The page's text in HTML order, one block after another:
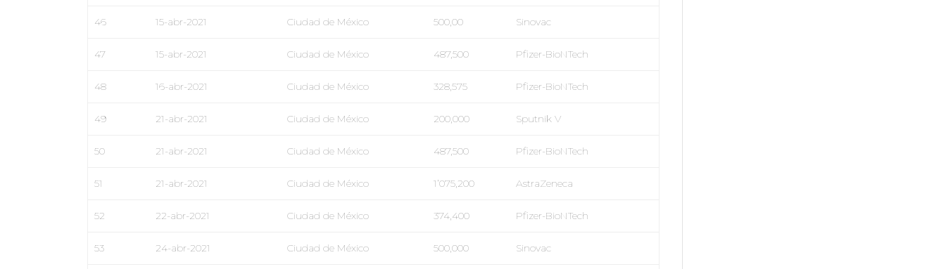
46 15-abr-2021 Ciudad de México 500,00 Sinovac
47 15-abr-2021 Ciudad de México 487,500 Pfizer-BioNTech
48 16-abr-2021 Ciudad de México 328,575 Pfizer-BioNTech
49 21-abr-2021 Ciudad de México 200,000 Sputnik V
50 21-abr-2021 Ciudad de México 487,500 Pfizer-BioNTech
51 21-abr-2021 Ciudad de México 1’075,200 AstraZeneca
52 22-abr-2021 Ciudad de México 374,400 Pfizer-BioNTech
53 24-abr-2021 Ciudad de México 500,000 Sinovac